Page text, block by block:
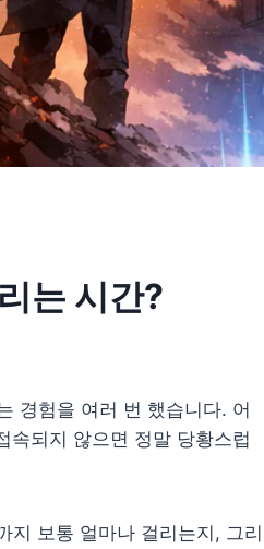
는 시간?
경험을 여러 번 했습니다. 어
속되지 않으면 정말 당황스럽
지 보통 얼마나 걸리는지, 그리